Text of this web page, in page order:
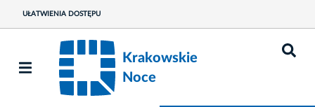
UŁATWIENIA DOSTĘPU
Krakowskie
Noce